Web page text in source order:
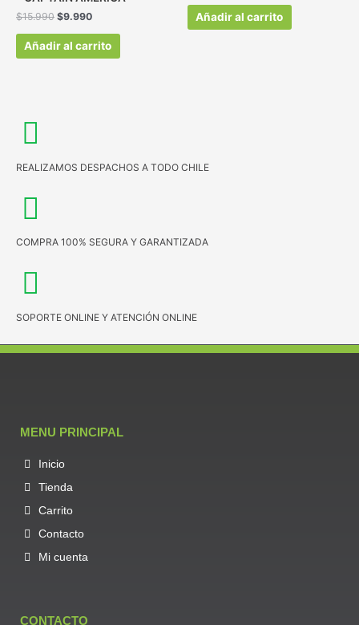
$15.990 $9.990
Añadir al carrito
Añadir al carrito
REALIZAMOS DESPACHOS A TODO CHILE
COMPRA 100% SEGURA Y GARANTIZADA
SOPORTE ONLINE Y ATENCIÓN ONLINE
MENU PRINCIPAL
Inicio
Tienda
Carrito
Contacto
Mi cuenta
CONTACTO